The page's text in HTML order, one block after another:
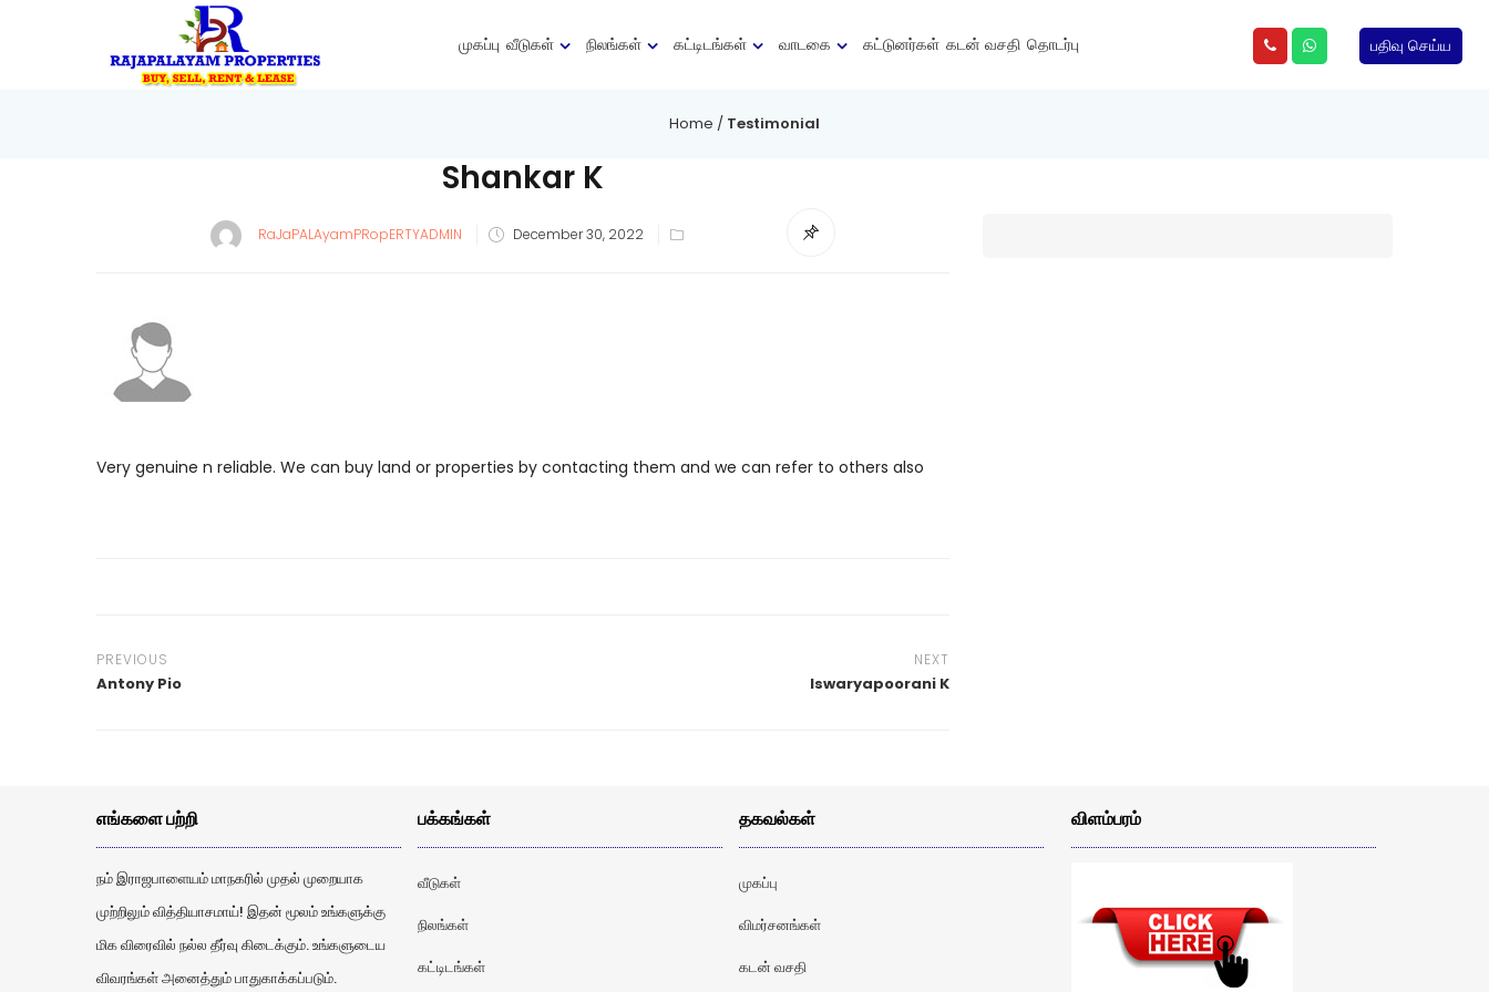
முகப்பு வீடுகள் நிலங்கள் கட்டிடங்கள் வாடகை கட்டுனர்கள் கடன் வசதி தொடர்பு பதிவு செய்ய
Home / Testimonial
Shankar K
RaJaPALAyamPRopERTYADMIN
Posted
December 30, 2022
Very genuine n reliable. We can buy land or properties by contacting them and we can refer to others also
PREVIOUS
Antony Pio
NEXT
Iswaryapoorani K
எங்களை பற்றி
நம் இராஜபாளையம் மாநகரில் முதல் முறையாக
முற்றிலும் வித்தியாசமாய்! இதன் மூலம் உங்களுக்கு
மிக விரைவில் நல்ல தீர்வு கிடைக்கும். உங்களுடைய
விவரங்கள் அனைத்தும் பாதுகாக்கப்படும்.
பக்கங்கள்
வீடுகள்
நிலங்கள்
கட்டிடங்கள்
தகவல்கள்
முகப்பு
விமர்சனங்கள்
கடன் வசதி
விளம்பரம்